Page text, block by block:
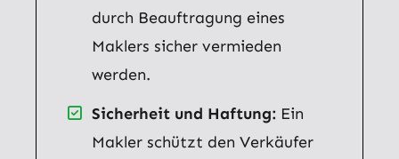
durch Beauftragung eines
Maklers sicher vermieden
werden.
Sicherheit und Haftung: Ein
Makler schützt den Verkäufer